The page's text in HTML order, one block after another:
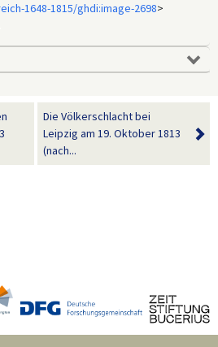
1648-1815/ghdi:image-2698>
Die Völkerschlacht bei
Leipzig am 19. Oktober 1813
(nach...